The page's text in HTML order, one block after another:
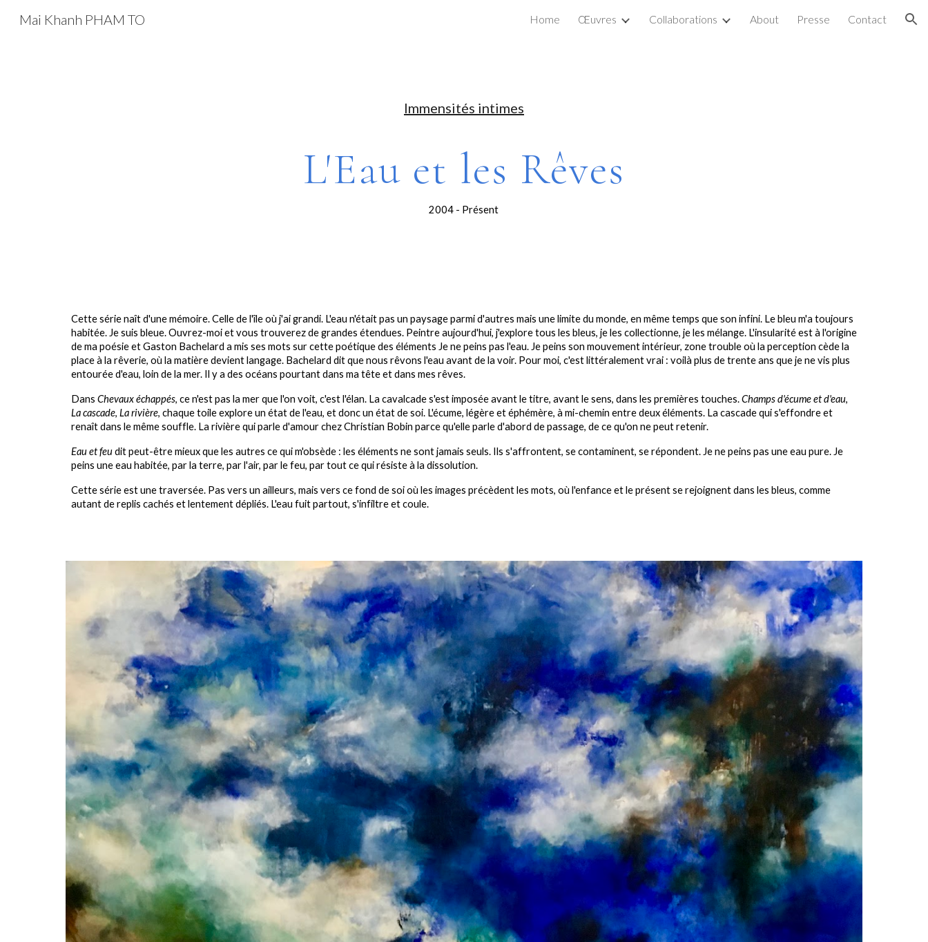
Skip to navigation
Mai Khanh PHAM TO Home Œuvres Collaborations About Presse Contact
Immensités intimes
L'Eau et les Rêves
2004 - Présent
Cette série naît d'une mémoire. Celle de l'île où j'ai grandi. L'eau n'était pas un paysage parmi d'autres mais une limite du monde, en même temps que son infini. Le bleu m'a toujours
habitée. Je suis bleue. Ouvrez-moi et vous trouverez de grandes étendues. Peintre aujourd'hui, j'explore tous les bleus, je les collectionne, je les mélange. L'insularité est à l'origine
de ma poésie et Gaston Bachelard a mis ses mots sur cette poétique des éléments Je ne peins pas l'eau. Je peins son mouvement intérieur, zone trouble où la perception cède la
place à la rêverie, où la matière devient langage. Bachelard dit que nous rêvons l'eau avant de la voir. Pour moi, c'est littéralement vrai : voilà plus de trente ans que je ne vis plus
entourée d'eau, loin de la mer. Il y a des océans pourtant dans ma tête et dans mes rêves.
Dans Chevaux échappés, ce n'est pas la mer que l'on voit, c'est l'élan. La cavalcade s'est imposée avant le titre, avant le sens, dans les premières touches.Champs d'écume et d'eau,
La cascade, La rivière, chaque toile explore un état de l'eau, et donc un état de soi. L'écume, légère et éphémère, à mi-chemin entre deux éléments. La cascade qui s'effondre et
renaît dans le même souffle. La rivière qui parle d'amour chez Christian Bobin parce qu'elle parle d'abord de passage, de ce qu'on ne peut retenir.
Eau et feudit peut-être mieux que les autres ce qui m'obsède : les éléments ne sont jamais seuls. Ils s'affrontent, se contaminent, se répondent. Je ne peins pas une eau pure. Je
peins une eau habitée, par la terre, par l'air, par le feu, par tout ce qui résiste à la dissolution.
Cette série est une traversée. Pas vers un ailleurs, mais vers ce fond de soi où les images précèdent les mots, où l'enfance et le présent se rejoignent dans les bleus, comme
autant de replis cachés et lentement dépliés. L'eau fuit partout, s'infiltre et coule.